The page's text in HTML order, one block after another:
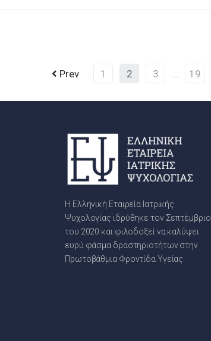
Prev 1 2 3 … 19
Η Ελληνική Εταιρεία Ιατρικής
Ψυχολογίας ιδρύθηκε τον Σεπτέμβριο
του 2020 και φιλοδοξεί να καλύψει
ευρύ φάσμα δραστηριοτήτων στην
Πρωτοβάθμια Φροντίδα Υγείας.